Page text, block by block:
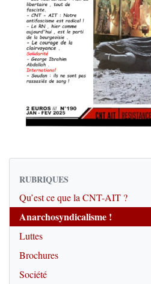
RUBRIQUES
Qu’est ce que la CNT-AIT ?
Anarchosyndicalisme !
Luttes
Brochures
Société